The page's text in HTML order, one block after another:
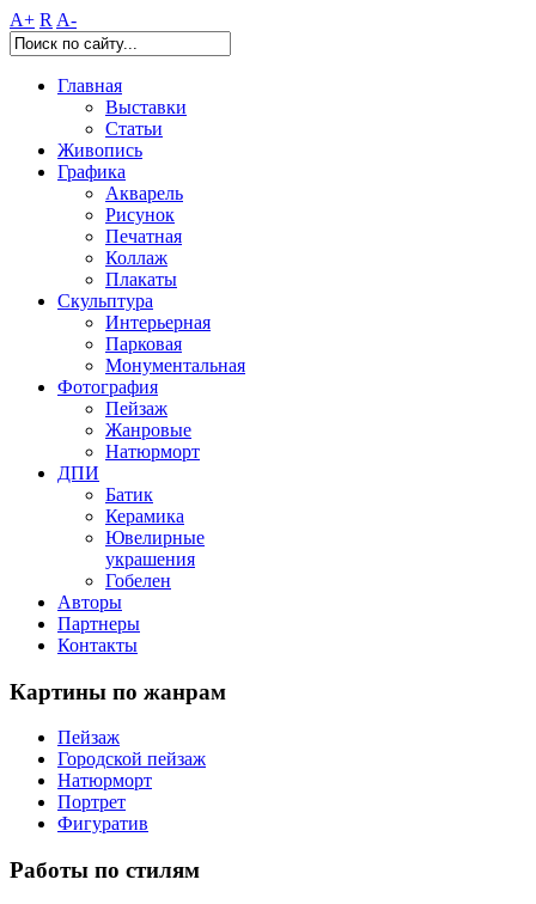
A+ R A-
Главная
Выставки
Статьи
Живопись
Графика
Акварель
Рисунок
Печатная
Коллаж
Плакаты
Скульптура
Интерьерная
Парковая
Монументальная
Фотография
Пейзаж
Жанровые
Натюрморт
ДПИ
Батик
Керамика
Ювелирные
украшения
Гобелен
Авторы
Партнеры
Контакты
Картины по жанрам
Пейзаж
Городской пейзаж
Натюрморт
Портрет
Фигуратив
Работы по стилям